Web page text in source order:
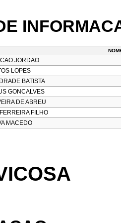
JORDAO
LOPES
BATISTA
GONCALVES
DE ABREU
FILHO
MACEDO